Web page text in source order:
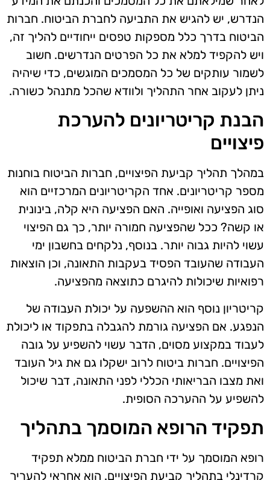
הנדרש, יש להגיש את התביעה לחברת הביטוח. חברות
הביטוח בדרך כלל מספקות טפסים ייחודיים להליך זה,
ויש להקפיד למלא את כל הפרטים הנדרשים. חשוב
לשמור עותקים של כל המסמכים המוגשים, כדי שיהיה
ניתן לעקוב אחר התהליך ולוודא שהכל מתנהל כשורה.
הבנת קריטריונים להערכת
פיצויים
במהלך תהליך קביעת הפיצויים, חברות הביטוח בוחנות
מספר קריטריונים. אחד הקריטריונים המרכזיים הוא
סוג הפציעה ואופייה. האם הפציעה היא קלה, בינונית
או קשה? ככל שהפציעה חמורה יותר, כך גם הפיצוי
עשוי להיות גבוה יותר. בנוסף, נלקחים בחשבון ימי
העבודה שהעובד הפסיד בעקבות התאונה, וכן הוצאות
רפואיות שיכולות להיגרם כתוצאה מהפציעה.
קריטריון נוסף הוא ההשפעה על יכולת העבודה של
הנפגע. אם הפציעה גורמת להגבלה בתפקוד או ליכולת
לעבוד במקצוע מסוים, הדבר עשוי להשפיע על גובה
הפיצויים. חברות ביטוח לרוב ישקלו גם את גיל העובד
ואת מצבו הבריאותי הכללי לפני התאונה, דבר שיכול
להשפיע על ההערכה הסופית.
תפקיד הרופא המוסמך בתהליך
רופא המוסמך על ידי חברת הביטוח ממלא תפקיד
קרדינלי בתהליך קביעת הפיצויים. הוא אחראי להעריך